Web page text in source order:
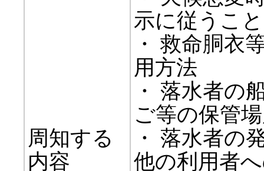
周知する
内容
示に従うこと
・ 救命胴衣
用方法
・ 落水者の
ご等の保管
・ 落水者の
他の利用者